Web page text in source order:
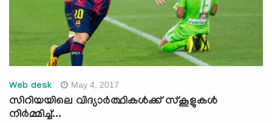
Web desk May 4, 2017
സിറിയയിലെ വിദ്യാര്‍ത്ഥികള്‍ക്ക് സ്‌കൂളുകള്‍
നിര്‍മ്മിച്ച്...